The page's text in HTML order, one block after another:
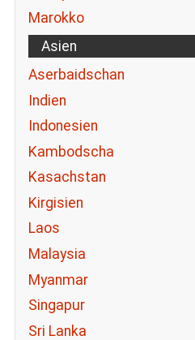
Marokko
Asien
Aserbaidschan
Indien
Indonesien
Kambodscha
Kasachstan
Kirgisien
Laos
Malaysia
Myanmar
Singapur
Sri Lanka